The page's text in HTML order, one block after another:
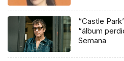
“Castle
“álbum
Semana